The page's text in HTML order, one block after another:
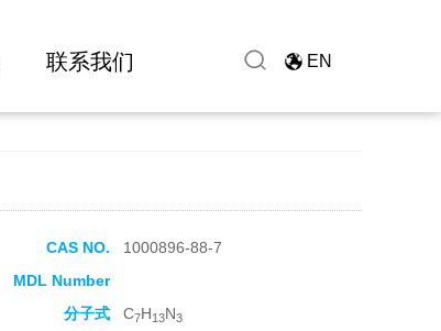
联系我们 EN
CAS NO.
1000896-88-7
MDL Number
分子式 C7H13N3